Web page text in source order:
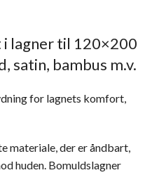
lagner til 120×200
satin, bambus m.v.
for lagnets komfort,
materiale, der er åndbart,
huden. Bomuldslagner